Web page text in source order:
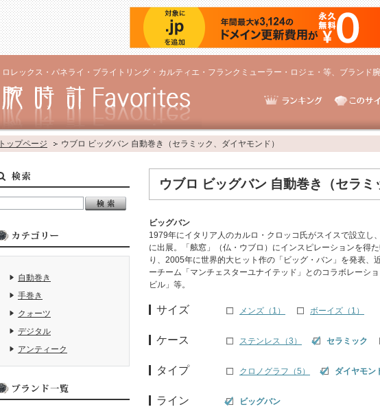
ロレックス・パネライ・ブライトリング・カルティエ・フランクミューラー・ロジェ・等、ブランド
トップページ ウブロ ビッグバン 自動巻き（セラミック、ダイヤモンド）
ウブロ ビッグバン 自動巻き（セラミ
ビッグバン
1979年にイタリア人のカルロ・クロッコ氏がスイスで設立し
に出展。「舷窓」（仏・ウブロ）にインスピレーションを得
り、2005年に世界的大ヒット作の「ビッグ・バン」を発表、
ーチーム「マンチェスターユナイテッド」とのコラボレーシ
ビル」等。
サイズ メンズ（1） ボーイズ（1）
ケース ステンレス（3） セラミック
タイプ クロノグラフ（5） ダイヤモン
ライン ビッグバン
自動巻き
手巻き
クォーツ
デジタル
アンティーク